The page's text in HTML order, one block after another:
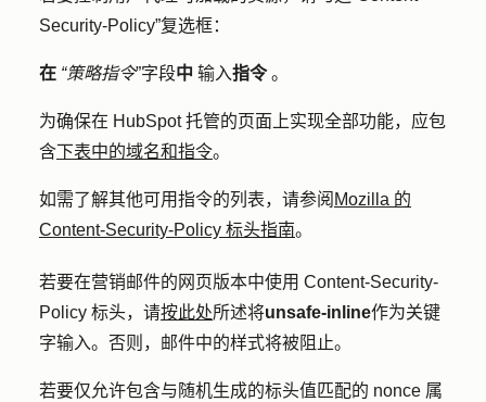
Security-Policy”复选框：
在 “策略指令”字段中 输入指令。
为确保在 HubSpot 托管的页面上实现全部功能，应包
含下表中的域名和指令。
如需了解其他可用指令的列表，请参阅 Mozilla 的
Content-Security-Policy 标头指南。
若要在营销邮件的网页版本中使用 Content-Security-
Policy 标头，请按此处所述将unsafe-inline作为关键
字输入。否则，邮件中的样式将被阻止。
若要仅允许包含与随机生成的标头值匹配的 nonce 属